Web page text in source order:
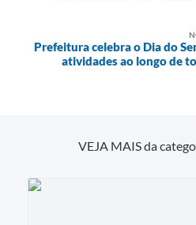
Prefeitura celebra o Dia do
atividades ao longo de
VEJA MAIS da